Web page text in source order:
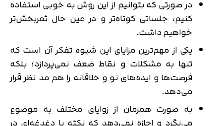
در صورتی که بتوانیم از این روش به خوبی استفاده
کنیم، جلساتی کوتاه‌تر و در عین حال ثمربخش‌تر
خواهیم داشت.
یکی از مهم‌ترین مزایای این شیوه تفکر آن است که
تنها به مشکلات و نقاط ضعف نمی‌پردازد؛ بلکه
فرصت‌ها و ایده‌های نو و خلاقانه را هم مد نظر قرار
می‌دهد.
به صورت همزمان از زوایای مختلف به موضوع
می‌نگرد و اجازه نمی‌دهد که نکته یا دغدغه‌ای در